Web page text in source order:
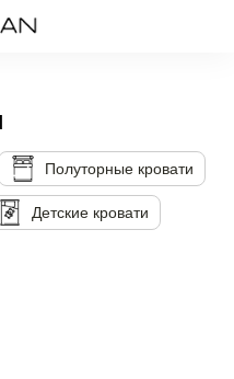
Полуторные кровати
Детские кровати